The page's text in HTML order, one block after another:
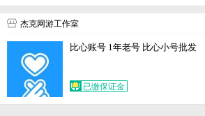
杰克网游工作室
比心账号 1年老号 比心小号批发
已缴保证金